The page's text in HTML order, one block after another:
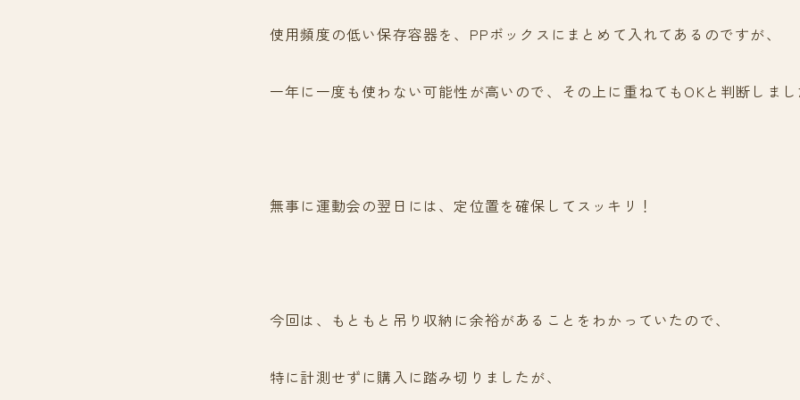
使用頻度の低い保存容器を、PPボックスにまとめて入れてあるのですが、
一年に一度も使わない可能性が高いので、その上に重ねてもOKと判断しま
無事に運動会の翌日には、定位置を確保してスッキリ！
今回は、もともと吊り収納に余裕があることをわかっていたので、
特に計測せずに購入に踏み切りましたが、